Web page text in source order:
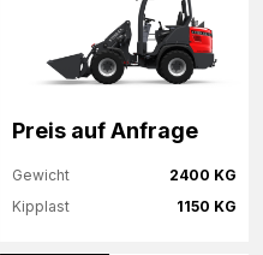
Preis auf Anfrage
2400 KG
Gewicht
1150 KG
Kipplast